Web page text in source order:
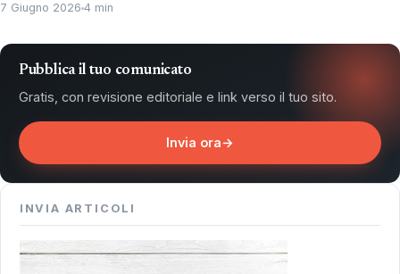
7 Giugno 2026 4 min
Pubblica il tuo comunicato
Gratis, con revisione editoriale e link verso il tuo sito.
Invia ora→
INVIA ARTICOLI